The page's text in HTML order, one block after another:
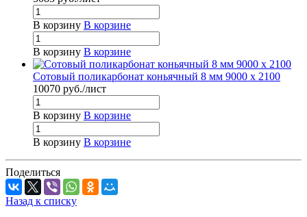
В корзину В корзине
В корзину В корзине
Сотовый поликарбонат коньячный 8 мм 9000 x 2100
10070 руб./лист
В корзину В корзине
В корзину В корзине
Поделиться
Назад к списку